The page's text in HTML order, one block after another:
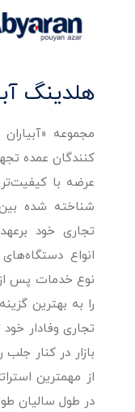
هلدینگ
مجموعه
کنندگان عمده
عرضه با
تجاری خود
انواع دستگاه‌های
نوع خدمات پس از
را به بهترین
تجاری وفادار
بازار در کنار
از مهمترین
در طول سالیان